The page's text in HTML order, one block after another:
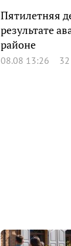
Пятилетняя
результате
районе
08.08 13:26